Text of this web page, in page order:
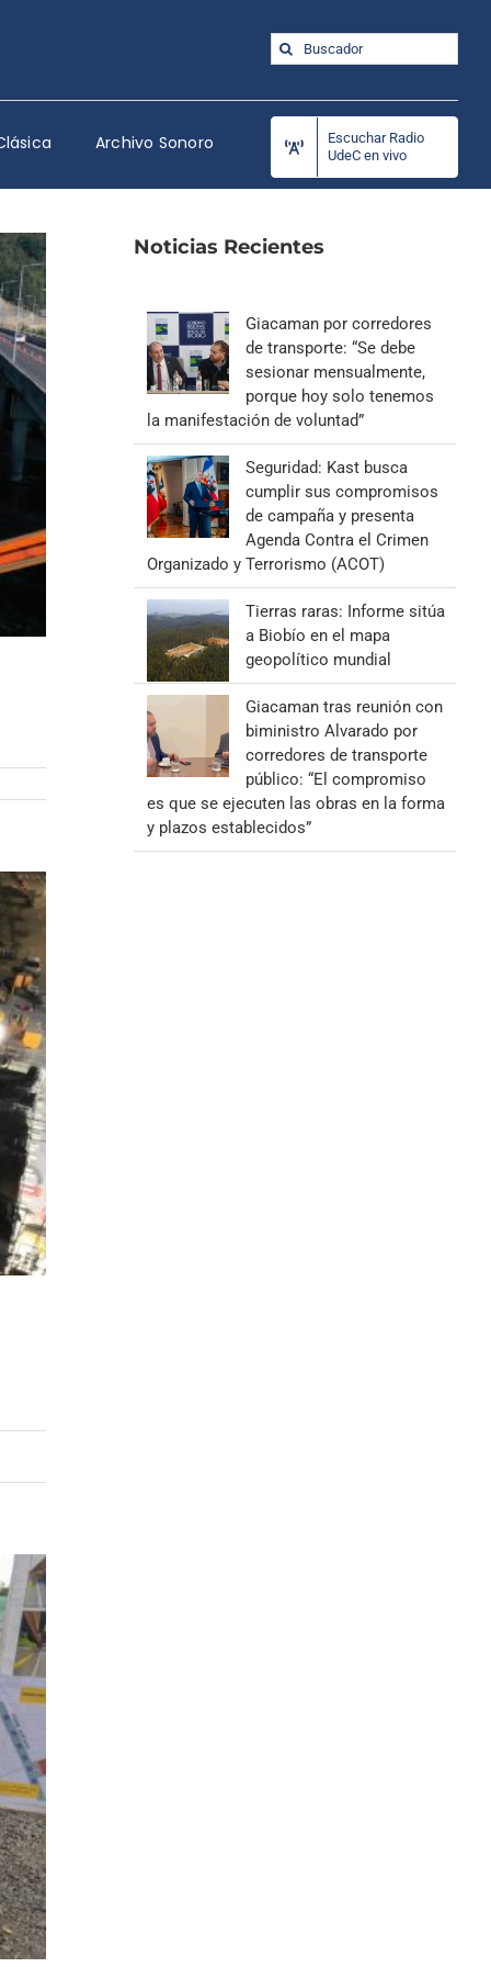
Buscar:
Archivo Sonoro
Escuchar Radio
UdeC en vivo
Noticias Recientes
Giacaman por corredores
de transporte: “Se debe
sesionar mensualmente,
porque hoy solo tenemos
la manifestación de voluntad”
Seguridad: Kast busca
cumplir sus compromisos
de campaña y presenta
Agenda Contra el Crimen
Organizado y Terrorismo (ACOT)
Tierras raras: Informe sitúa
a Biobío en el mapa
geopolítico mundial
Giacaman tras reunión con
biministro Alvarado por
corredores de transporte
público: “El compromiso
es que se ejecuten las obras en la forma
y plazos establecidos”